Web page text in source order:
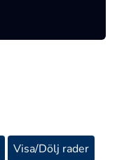
Visa/Dölj rader